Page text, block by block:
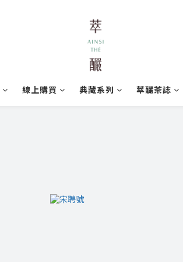
線上購買 典藏系列 萃釅茶誌